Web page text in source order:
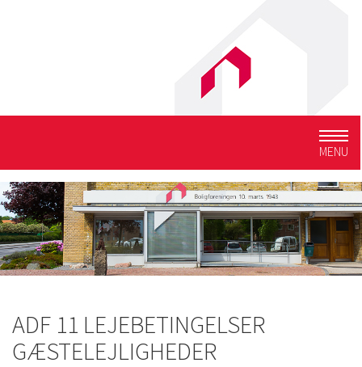
MENU
ADF 11 LEJEBETINGELSER
GÆSTELEJLIGHEDER